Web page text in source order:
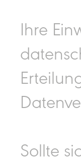
Ihre
Sollte